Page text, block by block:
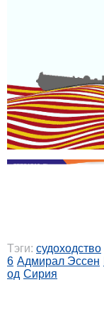
Тэги: судоходство
6 Адмирал Эссен
од Сирия